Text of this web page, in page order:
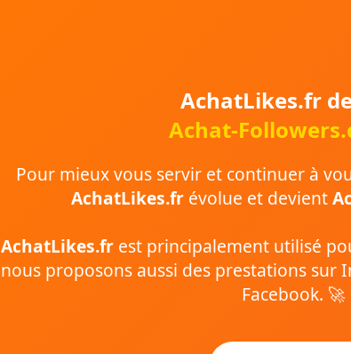
AchatLikes.fr
Achat-
Pour mieux vous servir et continuer à
AchatLikes.fr évolue et devient
AchatLikes.fr est principalement utilisé
nous proposons aussi des prestations sur
Facebook. 🚀